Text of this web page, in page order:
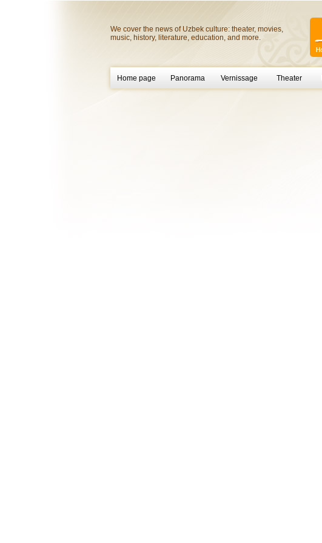
We cover the news of Uzbek culture: theater, movies,
music, history, literature, education, and more.
Home page Panorama Vernissage Theater